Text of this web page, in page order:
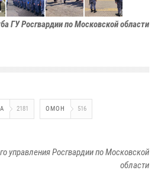
ГУ Росгвардии по Московской области
2181 ОМОН 516
управления Росгвардии по Московской
области